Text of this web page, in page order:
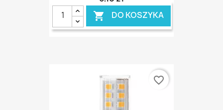
 DO KOSZYKA
favorite_border